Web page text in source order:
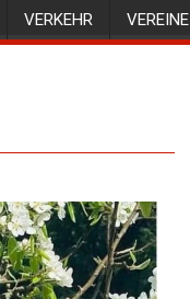
VERKEHR VEREINE